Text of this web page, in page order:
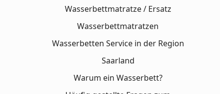
Wasserbettmatratze / Ersatz
Wasserbettmatratzen
Wasserbetten Service in der Region
Saarland
Warum ein Wasserbett?